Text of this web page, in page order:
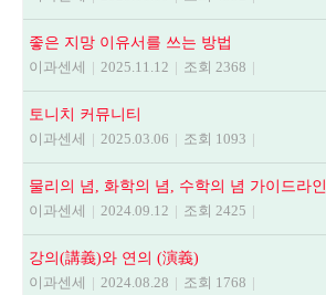
좋은 지망 이유서를 쓰는 방법
이과센세
| 2025.11.12 | 조회 2368 |
토니치 커뮤니티
이과센세
| 2025.03.06 | 조회 1093 |
물리의 념, 화학의 념, 수학의 념 가이드라인
이과센세
| 2024.09.12 | 조회 2425 |
강의(講義)와 연의 (演義)
이과센세
| 2024.08.28 | 조회 1768 |